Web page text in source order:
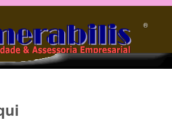
para o conteúdo principal
®️